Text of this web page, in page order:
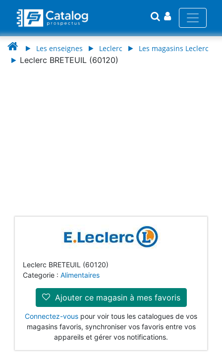
Les enseignes Leclerc Les magasins Leclerc
Leclerc BRETEUIL (60120)
Leclerc BRETEUIL (60120)
Categorie : Alimentaires
Ajouter ce magasin à mes favoris
Connectez-vous pour voir tous les catalogues de vos
magasins favoris, synchroniser vos favoris entre vos
appareils et gérer vos notifications.